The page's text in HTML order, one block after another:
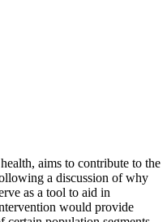
aims to contribute to the
a discussion of why
as a tool to aid in
would provide